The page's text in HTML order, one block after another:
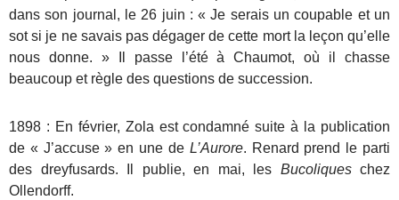
dans son journal, le 26 juin : « Je serais un coupable et un
sot si je ne savais pas dégager de cette mort la leçon qu’elle
nous donne. » Il passe l’été à Chaumot, où il chasse
beaucoup et règle des questions de succession.
1898 : En février, Zola est condamné suite à la publication
de « J’accuse » en une de L’Aurore. Renard prend le parti
des dreyfusards. Il publie, en mai, les Bucoliqueschez
Ollendorff.